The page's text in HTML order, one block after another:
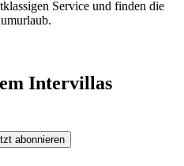
Service und finden die
Intervillas
abonnieren